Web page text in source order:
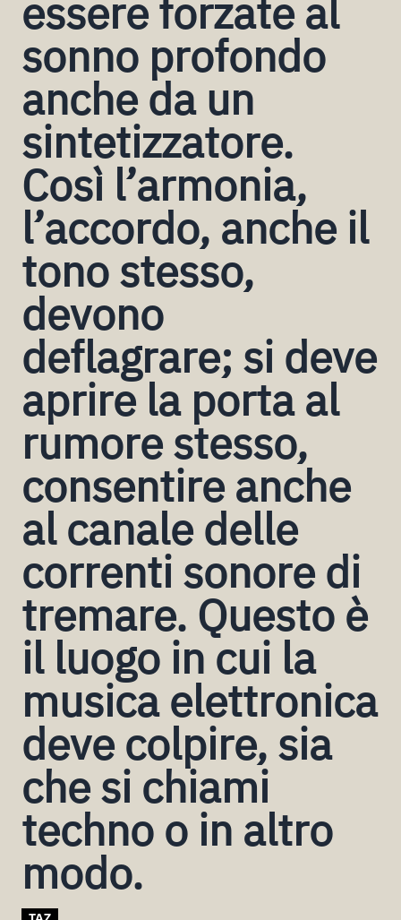
essere forzate al
sonno profondo
anche da un
sintetizzatore.
Così l’armonia,
l’accordo, anche il
tono stesso,
devono
deflagrare; si deve
aprire la porta al
rumore stesso,
consentire anche
al canale delle
correnti sonore di
tremare. Questo è
il luogo in cui la
musica elettronica
deve colpire, sia
che si chiami
techno o in altro
modo.